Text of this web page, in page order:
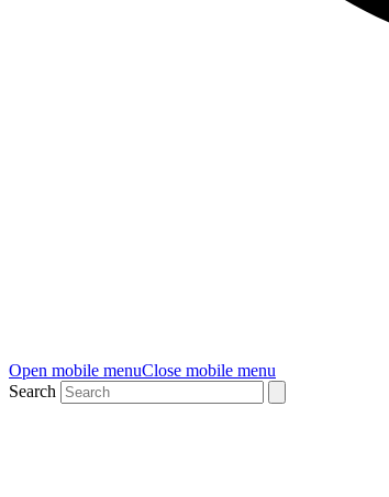
Open mobile menuClose mobile menu
Search